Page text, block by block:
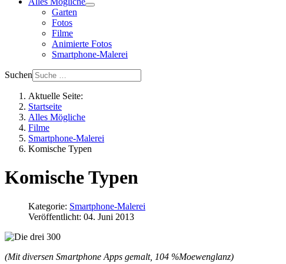
Garten
Fotos
Filme
Animierte Fotos
Smartphone-Malerei
Suchen
Aktuelle Seite:
Startseite
Alles Mögliche
Filme
Smartphone-Malerei
Komische Typen
Komische Typen
Kategorie: Smartphone-Malerei
Veröffentlicht: 04. Juni 2013
(Mit diversen Smartphone Apps gemalt, 104 %Moewenglanz)